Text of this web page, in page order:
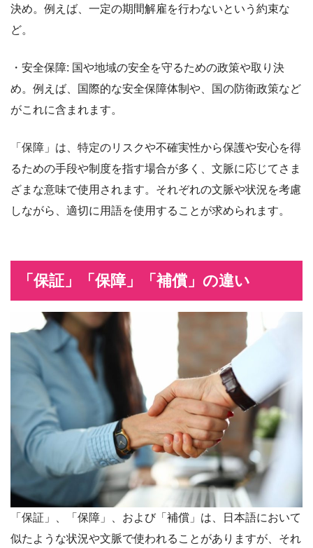
決め。例えば、一定の期間解雇を行わないという約束な
ど。
・安全保障: 国や地域の安全を守るための政策や取り決
め。例えば、国際的な安全保障体制や、国の防衛政策など
がこれに含まれます。
「保障」は、特定のリスクや不確実性から保護や安心を得
るための手段や制度を指す場合が多く、文脈に応じてさま
ざまな意味で使用されます。それぞれの文脈や状況を考慮
しながら、適切に用語を使用することが求められます。
「保証」「保障」「補償」の違い
「保証」、「保障」、および「補償」は、日本語において
似たような状況や文脈で使われることがありますが、それ